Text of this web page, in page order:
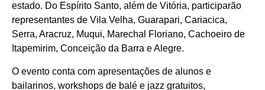
estado. Do Espírito Santo, além de Vitória, participarão
representantes de Vila Velha, Guarapari, Cariacica,
Serra, Aracruz, Muqui, Marechal Floriano, Cachoeiro de
Itapemirim, Conceição da Barra e Alegre.
O evento conta com apresentações de alunos e
bailarinos, workshops de balé e jazz gratuitos,